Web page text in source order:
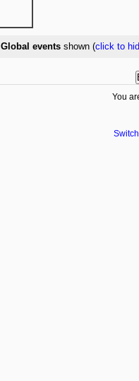
Global events shown (click to
You